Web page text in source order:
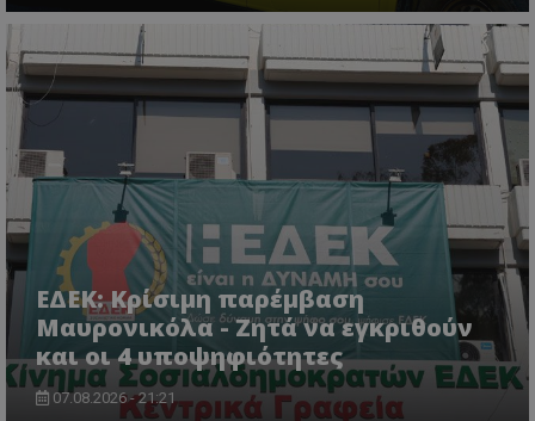
ΕΔΕΚ: Κρίσιμη παρέμβαση
Μαυρονικόλα - Ζητά να εγκριθούν
και οι 4 υποψηφιότητες
07.08.2026 - 21:21